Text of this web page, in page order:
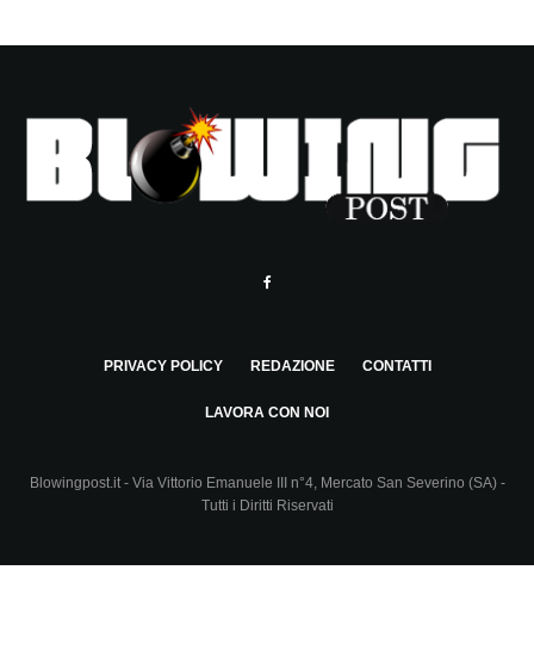
PRIVACY POLICY REDAZIONE CONTATTI
LAVORA CON NOI
Blowingpost.it - Via Vittorio Emanuele III n°4, Mercato San Severino (SA) -
Tutti i Diritti Riservati